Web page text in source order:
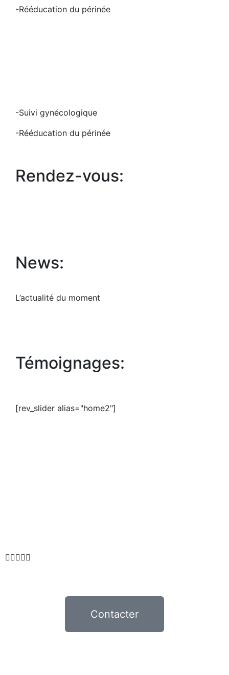
-Rééducation du périnée
-Suivi gynécologique
-Rééducation du périnée
Rendez-vous:
News:
L’actualité du moment
Témoignages:
[rev_slider alias="home2"]

Contacter